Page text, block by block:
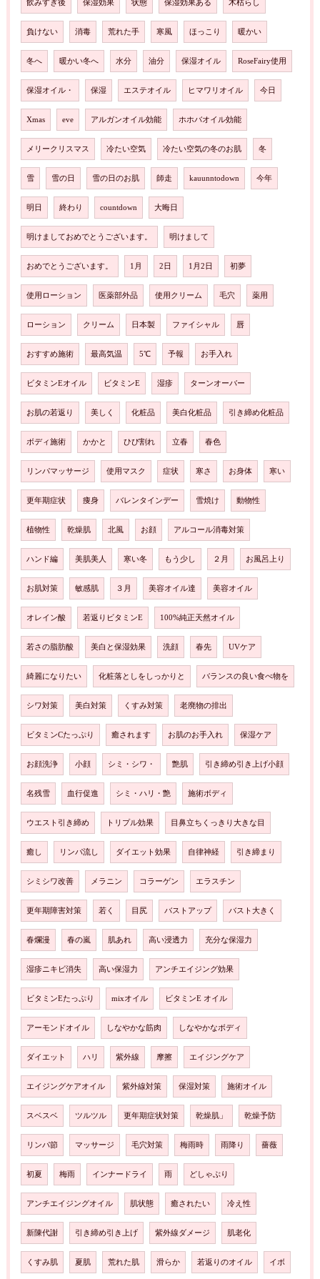
飲みすぎ後 保湿効果 状態 保湿効果ある 木枯らし
負けない 消毒 荒れた手 寒風 ほっこり 暖かい
冬へ 暖かい冬へ 水分 油分 保湿オイル RoseFairy使用
保湿オイル・ 保湿 エステオイル ヒマワリオイル 今日
Xmas eve アルガンオイル効能 ホホバオイル効能
メリークリスマス 冷たい空気 冷たい空気の冬のお肌 冬
雪 雪の日 雪の日のお肌 師走 kauunntodown 今年
明日 終わり countdown 大晦日
明けましておめでとうございます。 明けまして
おめでとうございます。 1月 2日 1月2日 初夢
使用ローション 医薬部外品 使用クリーム 毛穴 薬用
ローション クリーム 日本製 ファイシャル 唇
おすすめ施術 最高気温 5℃ 予報 お手入れ
ビタミンEオイル ビタミンE 湿疹 ターンオーバー
お肌の若返り 美しく 化粧品 美白化粧品 引き締め化粧品
ボディ施術 かかと ひび割れ 立春 春色
リンパマッサージ 使用マスク 症状 寒さ お身体 寒い
更年期症状 痩身 バレンタインデー 雪焼け 動物性
植物性 乾燥肌 北風 お顔 アルコール消毒対策
ハンド編 美肌美人 寒い冬 もう少し ２月 お風呂上り
お肌対策 敏感肌 ３月 美容オイル達 美容オイル
オレイン酸 若返りビタミンE 100%純正天然オイル
若さの脂肪酸 美白と保湿効果 洗顔 春先 UVケア
綺麗になりたい 化粧落としをしっかりと バランスの良い食べ物を
シワ対策 美白対策 くすみ対策 老廃物の排出
ビタミンCたっぷり 癒されます お肌のお手入れ 保湿ケア
お顔洗浄 小顔 シミ・シワ・ 艶肌 引き締め引き上げ小顔
名残雪 血行促進 シミ・ハリ・艶 施術ボディ
ウエスト引き締め トリプル効果 目鼻立ちくっきり大きな目
癒し リンパ流し ダイエット効果 自律神経 引き締まり
シミシワ改善 メラニン コラーゲン エラスチン
更年期障害対策 若く 目尻 バストアップ バスト大きく
春爛漫 春の嵐 肌あれ 高い浸透力 充分な保湿力
湿疹ニキビ消失 高い保湿力 アンチエイジング効果
ビタミンEたっぷり mixオイル ビタミンE オイル
アーモンドオイル しなやかな筋肉 しなやかなボディ
ダイエット ハリ 紫外線 摩擦 エイジングケア
エイジングケアオイル 紫外線対策 保湿対策 施術オイル
スベスベ ツルツル 更年期症状対策 乾燥肌」 乾燥予防
リンパ節 マッサージ 毛穴対策 梅雨時 雨降り 薔薇
初夏 梅雨 インナードライ 雨 どしゃぶり
アンチエイジングオイル 肌状態 癒されたい 冷え性
新陳代謝 引き締め引き上げ 紫外線ダメージ 肌老化
くすみ肌 夏肌 荒れた肌 滑らか 若返りのオイル イボ